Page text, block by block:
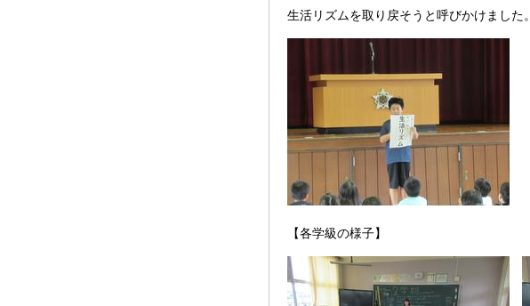
生活リズムを取り戻そうと呼びかけました。
【各学級の様子】